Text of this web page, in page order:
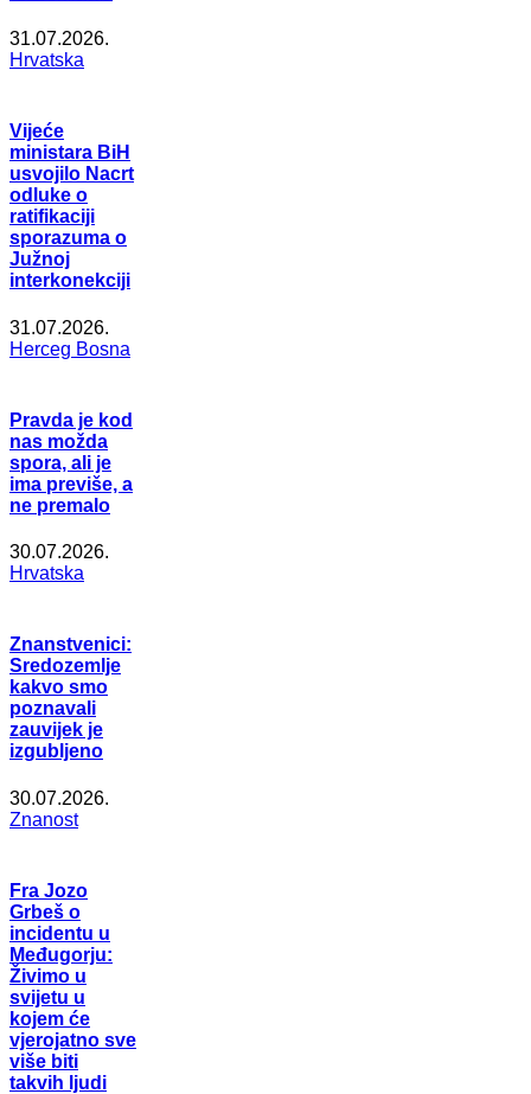
31.07.2026.
Hrvatska
Vijeće
ministara BiH
usvojilo Nacrt
odluke o
ratifikaciji
sporazuma o
Južnoj
interkonekciji
31.07.2026.
Herceg Bosna
Pravda je kod
nas možda
spora, ali je
ima previše, a
ne premalo
30.07.2026.
Hrvatska
Znanstvenici:
Sredozemlje
kakvo smo
poznavali
zauvijek je
izgubljeno
30.07.2026.
Znanost
Fra Jozo
Grbeš o
incidentu u
Međugorju:
Živimo u
svijetu u
kojem će
vjerojatno sve
više biti
takvih ljudi